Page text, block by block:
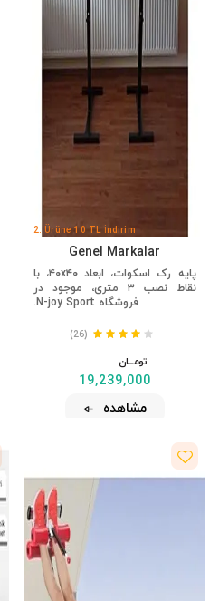
2. Ürüne 10 TL İndirim
Genel Markalar
پایه رک اسکوات، ابعاد ۴۰x۴۰، با
نقاط نصب ۳ متری، موجود در
فروشگاه N-joy Sport.
(26)
تومــــــان
19,239,000
مشاهده